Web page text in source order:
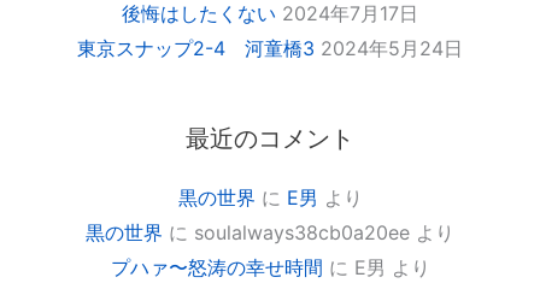
後悔はしたくない 2024年7月17日
東京スナップ2-4 河童橋3 2024年5月24日
最近のコメント
黒の世界 に E男 より
黒の世界 に soulalways38cb0a20ee より
プハァ〜怒涛の幸せ時間 に E男 より